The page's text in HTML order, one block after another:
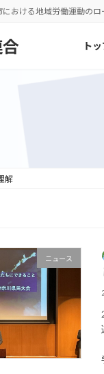
おける地域労働運動の
ト
解
ニュース